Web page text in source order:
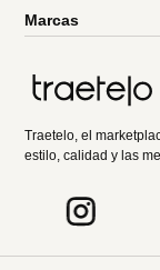
Marcas
Traetelo, el
estilo, calidad y las